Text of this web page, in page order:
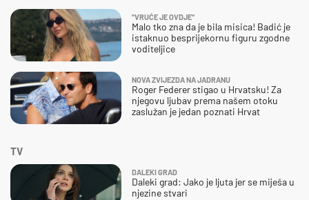
"VRUĆE JE OVDJE"
Malo tko zna da je bila misica! Badić je
istaknuo besprijekornu figuru zgodne
voditeljice
NOVA ZVIJEZDA NA JADRANU
Roger Federer stigao u Hrvatsku! Za
njegovu ljubav prema našem otoku
zaslužan je jedan poznati Hrvat
TV
DALEKI GRAD
Daleki grad: Jako je ljuta jer se miješa u
njezine stvari